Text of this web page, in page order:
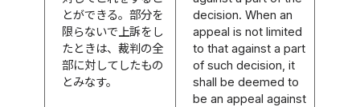
とができる。部分を
限らないで上訴をし
たときは、裁判の全
部に対してしたもの
とみなす。
decision. When an
appeal is not limited
to that against a part
of such decision, it
shall be deemed to
be an appeal against